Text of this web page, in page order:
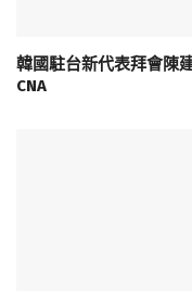
韓國駐台新代表拜會
CNA